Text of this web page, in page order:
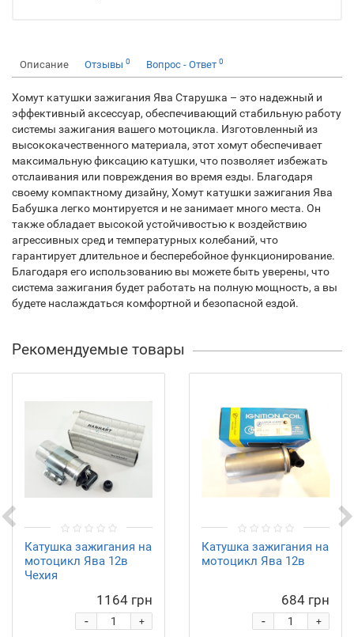
Описание Отзывы 0 Вопрос - Ответ 0
Хомут катушки зажигания Ява Старушка – это надежный и
эффективный аксессуар, обеспечивающий стабильную работу
системы зажигания вашего мотоцикла. Изготовленный из
высококачественного материала, этот хомут обеспечивает
максимальную фиксацию катушки, что позволяет избежать
отслаивания или повреждения во время езды. Благодаря
своему компактному дизайну, Хомут катушки зажигания Ява
Бабушка легко монтируется и не занимает много места. Он
также обладает высокой устойчивостью к воздействию
агрессивных сред и температурных колебаний, что
гарантирует длительное и бесперебойное функционирование.
Благодаря его использованию вы можете быть уверены, что
система зажигания будет работать на полную мощность, а вы
будете наслаждаться комфортной и безопасной ездой.
Рекомендуемые товары
Катушка зажигания на
мотоцикл Ява 12в
Чехия
1164 грн
+
-
Катушка зажигания на
мотоцикл Ява 12в
684 грн
+
-